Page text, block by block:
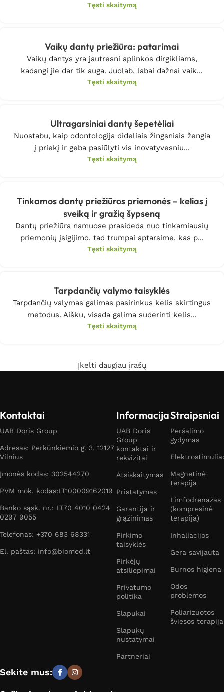
Tęsti skaitymą
Vaikų dantų priežiūra: patarimai
Vaikų dantys yra jautresni aplinkos dirgikliams,
kadangi jie dar tik auga. Juolab, labai dažnai vaik...
Tęsti skaitymą
Ultragarsiniai dantų šepetėliai
Nuostabu, kaip odontologija dideliais žingsniais žengia
į priekį ir geba pasiūlyti vis inovatyvesniu...
Tęsti skaitymą
Tinkamos dantų priežiūros priemonės – kelias į
sveiką ir gražią šypseną
Dantų priežiūra namuose prasideda nuo tinkamiausių
priemonių įsigijimo, tad trumpai aptarsime, kas p...
Tęsti skaitymą
Tarpdančių valymo taisyklės
Tarpdančių valymas galimas pasirinkus kelis skirtingus
metodus. Aišku, visada galima suderinti kelis...
Tęsti skaitymą
Įkelti daugiau įrašų
Kontaktai
UAB Doris Group
Adresas: Perkūnkiemio g. 3, 12127
Vilnius
Įmonės kodas: 302544270
PVM mok. kodas:LT100009162019
Banko sąsk. nr.: LT70 4010 0424
0297 9055
Telefonas: +370 683 68331
El. paštas: info@biomed.lt
Informacija
UAB Doris
Group
kontaktai ir
rekvizitai
Atsiskaitymas
Pristatymas
Garantija ir
grąžinimas
Pirkimo
taisyklės
Pirkėjų
atsiliepimai
Privatumo
politika
Slapukai
Slapukų
nustatymai
Partneriai
Straipsniai
Peršalimo
gydymas
Magnetinė
terapija
Limfodrenažas
(kompresinė
terapija)
Inhaliacijos
Gera savijauta
Burnos higiena
Odos
problemos
Poliarizuotos
šviesos terapija
Sekite mus: